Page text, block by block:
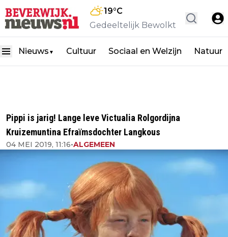
19°C
Gedeeltelijk Bewolkt
Nieuws ▼ Cultuur Sociaal en Welzijn Natuur
Pippi is jarig! Lange leve Victualia Rolgordijna
Kruizemuntina Efraïmsdochter Langkous
04 MEI 2019, 11:16•ALGEMEEN